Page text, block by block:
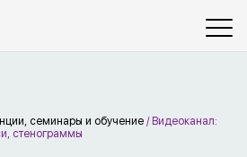
семинары и обучение / Видеоканал:
стенограммы